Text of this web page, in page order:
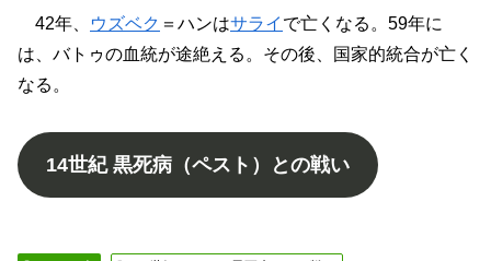
42年、 ウズベク ＝ハンはサライ で亡くなる。59年に
は、バトゥの血統が途絶える。その後、国家的統合が亡く
なる。
14世紀 黒死病（ペスト）との戦い